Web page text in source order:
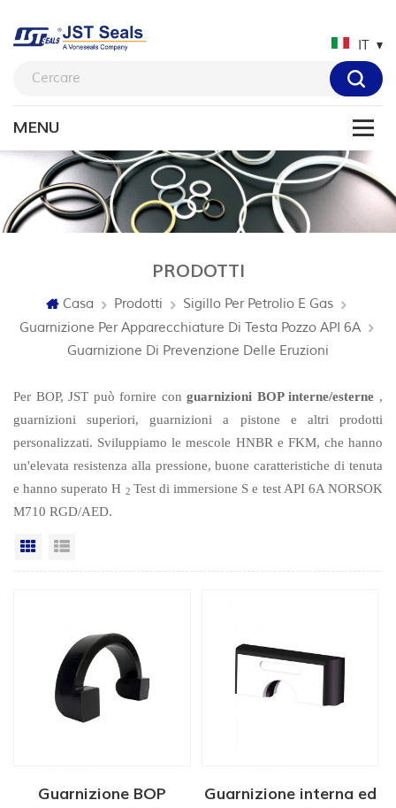
IT
PRODOTTI
Casa Prodotti
Sigillo Per Petrolio E Gas
Guarnizione Per Apparecchiature Di Testa Pozzo API 6A
Guarnizione Di Prevenzione Delle Eruzioni
Per BOP, JST può fornire conguarnizioni BOP interne/esterne ,
guarnizioni superiori, guarnizioni a pistone e altri prodotti
personalizzati. Sviluppiamo le mescole HNBR e FKM, che hanno
un'elevata resistenza alla pressione, buone caratteristiche di tenuta
e hanno superato H 2 Test di immersione S e test API 6A NORSOK
M710 RGD/AED.
Vista a griglia
Guarnizione BOP
Guarnizione interna ed